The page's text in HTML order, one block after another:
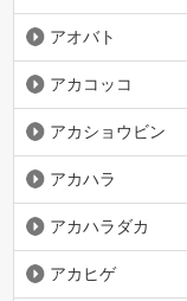
アオバト
アカコッコ
アカショウビン
アカハラ
アカハラダカ
アカヒゲ